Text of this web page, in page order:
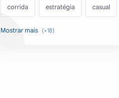
corrida estratégia casual
acarde esportes